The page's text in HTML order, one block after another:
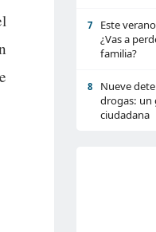
7
Este
¿Vas a
familia?
8
Nueve
drogas: un
ciudadana